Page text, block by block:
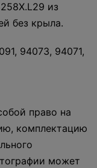
из
без крыла.
94073, 94071,
право на
комплектацию
может